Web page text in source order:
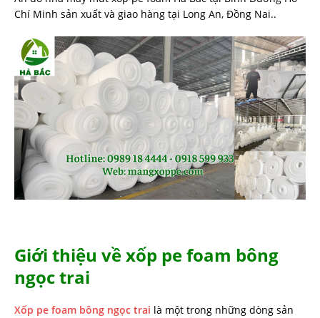
Chí Minh sản xuất và giao hàng tại Long An, Đồng Nai..
Giới thiệu về xốp pe foam bông
ngọc trai
Xốp pe foam bông ngọc trai là một trong những dòng sản